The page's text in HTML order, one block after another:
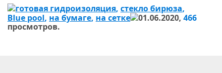
готовая гидроизоляция, стекло бирюза,
Blue pool, на бумаге, на сетке 01.06.2020, 466
просмотров.